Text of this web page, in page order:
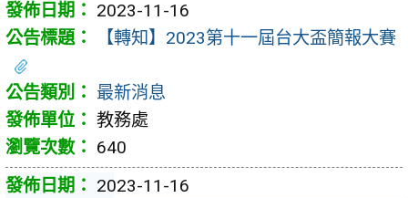
2023-11-16
【轉知】2023第十一屆台大盃簡報大賽
最新消息
教務處
640
2023-11-16